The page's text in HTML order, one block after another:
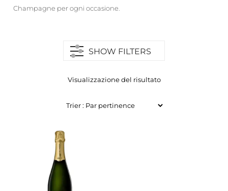
Champagne per ogni occasione.
SHOW FILTERS
Visualizzazione del risultato